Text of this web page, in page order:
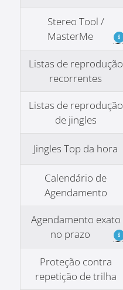
Stereo Tool /
MasterMe
Listas de reprodução
recorrentes
Listas de reprodução
de jingles
Jingles Top da hora
Calendário de
Agendamento
Agendamento exato
no prazo
Proteção contra
repetição de trilha